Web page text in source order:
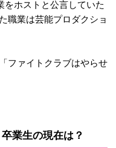
ホストと公言していた
職業は芸能プロダクショ
ファイトクラブはやらせ
業生の現在は？